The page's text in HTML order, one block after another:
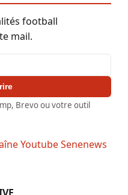
football
mail.
Brevo ou votre outil